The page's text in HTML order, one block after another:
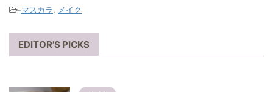
-マスカラ, メイク
EDITOR’S PICKS